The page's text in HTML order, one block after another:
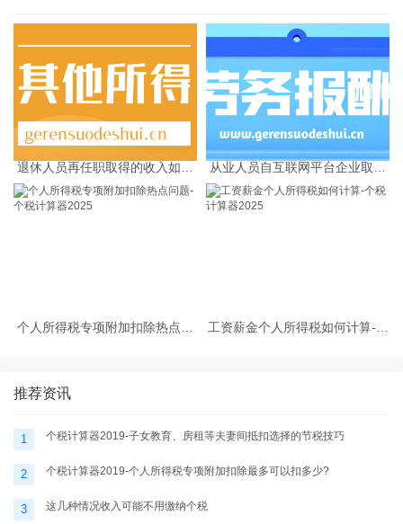
退休人员再任职取得的收入如何
从业人员自互联网平台企业取得
劳务报酬所得的个人所得税预扣
预缴计算方法
个人所得税专项附加扣除热点问
工资薪金个人所得税如何计算-个
推荐资讯
1 个税计算器2019-子女教育、房租等夫妻间抵扣选择的节税技巧
2 个税计算器2019-个人所得税专项附加扣除最多可以扣多少?
3 这几种情况收入可能不用缴纳个税